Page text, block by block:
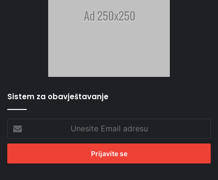
Sistem za obavještavanje
Email
adresu